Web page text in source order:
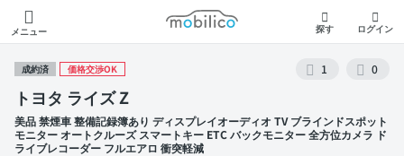
メニュー
モビリコ
探す ログイン
成約済 価格交渉OK 1 0
トヨタ ライズ Z
美品 禁煙車 整備記録簿あり ディスプレイオーディオ TV ブラインドスポット
モニター オートクルーズ スマートキー ETC バックモニター 全方位カメラ ド
ライブレコーダー フルエアロ 衝突軽減